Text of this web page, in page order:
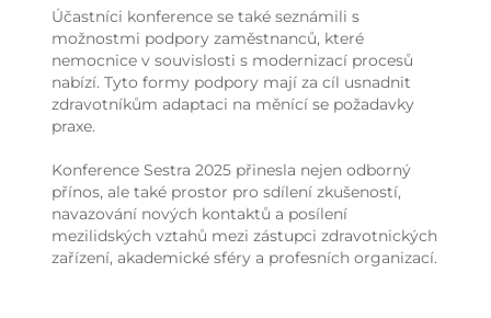
Účastníci konference se také seznámili s
možnostmi podpory zaměstnanců, které
nemocnice v souvislosti s modernizací procesů
nabízí. Tyto formy podpory mají za cíl usnadnit
zdravotníkům adaptaci na měnící se požadavky
praxe.
Konference Sestra 2025 přinesla nejen odborný
přínos, ale také prostor pro sdílení zkušeností,
navazování nových kontaktů a posílení
mezilidských vztahů mezi zástupci zdravotnických
zařízení, akademické sféry a profesních organizací.